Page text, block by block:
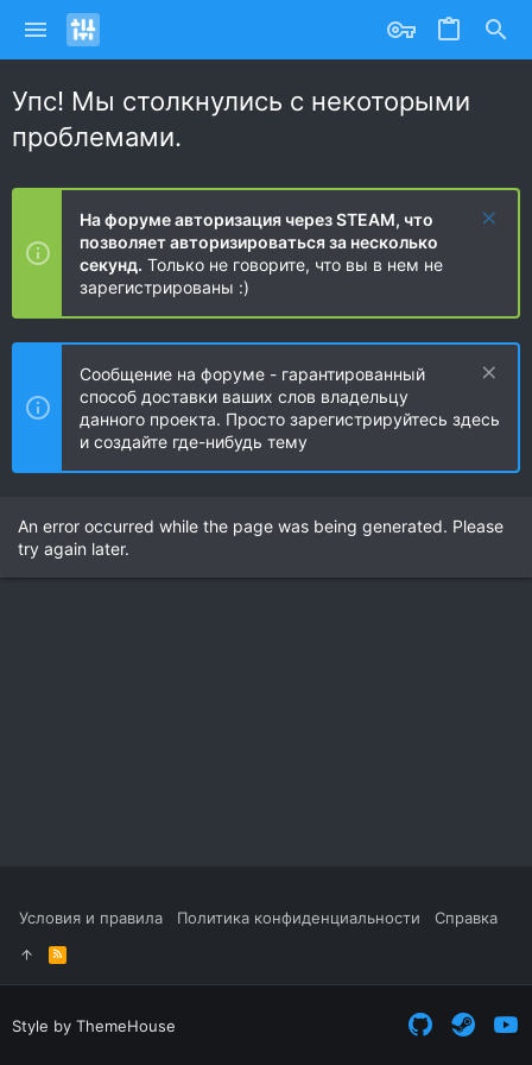
Упс! Мы столкнулись с некоторыми
проблемами.
На форуме авторизация через STEAM, что
позволяет авторизироваться за несколько
секунд. Только не говорите, что вы в нем не
зарегистрированы :)
Сообщение на форуме - гарантированный
способ доставки ваших слов владельцу
данного проекта. Просто зарегистрируйтесь здесь
и создайте где-нибудь тему
An error occurred while the page was being generated. Please
try again later.
Условия и правила Политика конфиденциальности Справка
R
S
S
Style by ThemeHouse